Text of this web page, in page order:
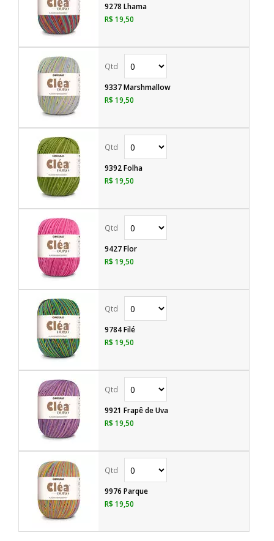
9278 Lhama
R$ 19,50
9337 Marshmallow
R$ 19,50
9392 Folha
R$ 19,50
9427 Flor
R$ 19,50
9784 Filé
R$ 19,50
9921 Frapê de Uva
R$ 19,50
9976 Parque
R$ 19,50